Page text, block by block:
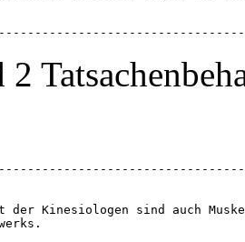
2
der Kinesiologen sind auch